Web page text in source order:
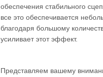
обеспечения стабильного
все это обеспечивается
благодаря большому
усиливает этот эффект.
Представляем вашему